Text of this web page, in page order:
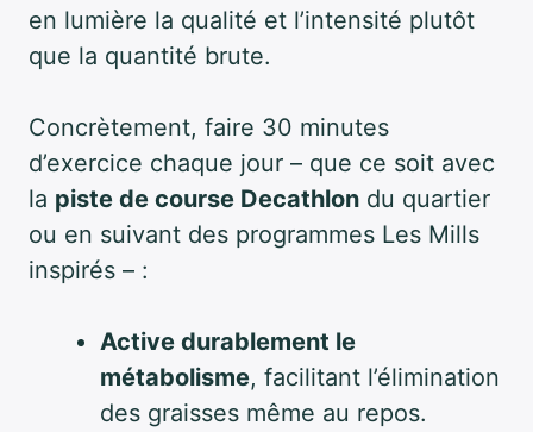
en lumière la qualité et l’intensité plutôt
que la quantité brute.
Concrètement, faire 30 minutes
d’exercice chaque jour – que ce soit avec
la piste de course Decathlon du quartier
ou en suivant des programmes Les Mills
inspirés – :
Active durablement le
métabolisme, facilitant l’élimination
des graisses même au repos.